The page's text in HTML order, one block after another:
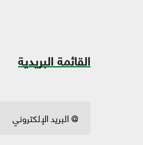
القائمة البريدية